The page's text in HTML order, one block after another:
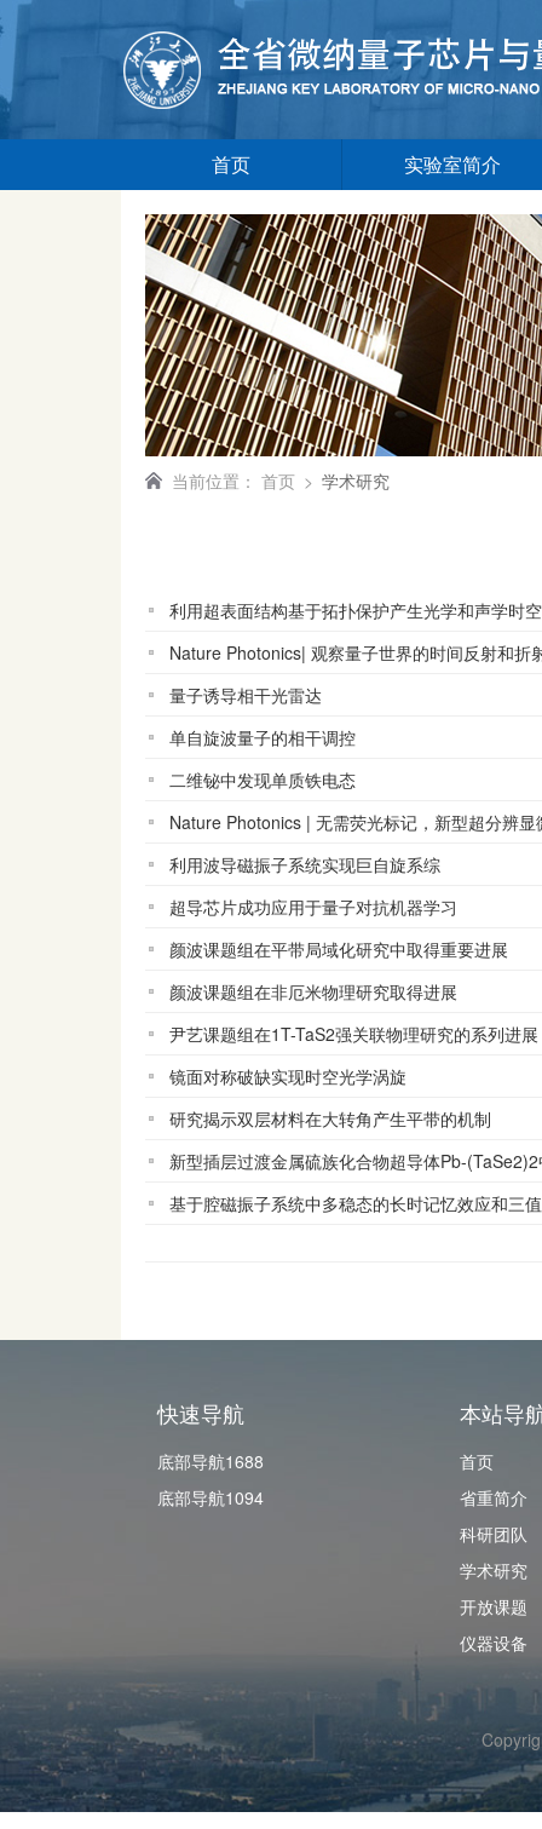
首页 实验室简介
当前位置： 首页 > 学术研究
利用超表面结构基于拓扑保护产生光学和声学时
Nature Photonics| 观察量子世界的时间反射和折
量子诱导相干光雷达
单自旋波量子的相干调控
二维铋中发现单质铁电态
Nature Photonics | 无需荧光标记，新型超分辨显
利用波导磁振子系统实现巨自旋系综
超导芯片成功应用于量子对抗机器学习
颜波课题组在平带局域化研究中取得重要进展
颜波课题组在非厄米物理研究取得进展
尹艺课题组在1T-TaS2强关联物理研究的系列进展
镜面对称破缺实现时空光学涡旋
研究揭示双层材料在大转角产生平带的机制
新型插层过渡金属硫族化合物超导体Pb-
基于腔磁振子系统中多稳态的长时记忆效应和三
快速导航
底部导航1688
底部导航1094
本站导
首页
省重简介
科研团队
学术研究
开放课题
仪器设备